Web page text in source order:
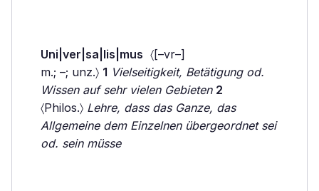
Uni|ver|sa|lis|mus 〈[–vr–]
m.; –; unz.〉 1 Vielseitigkeit, Betätigung od.
Wissen auf sehr vielen Gebieten 2
〈Philos.〉 Lehre, dass das Ganze, das
Allgemeine dem Einzelnen übergeordnet sei
od. sein müsse